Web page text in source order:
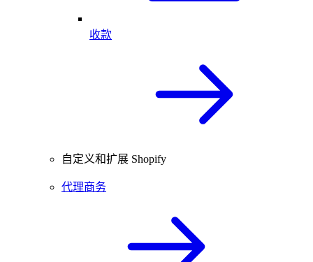
收款
自定义和扩展 Shopify
代理商务